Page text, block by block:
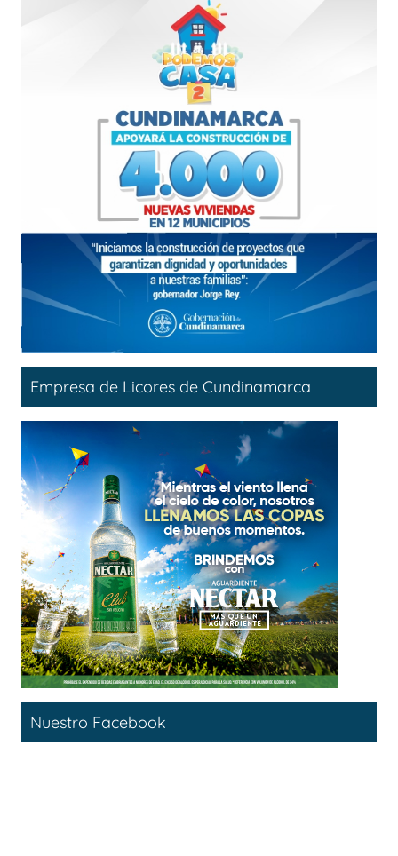
Empresa de Licores de Cundinamarca
Nuestro Facebook